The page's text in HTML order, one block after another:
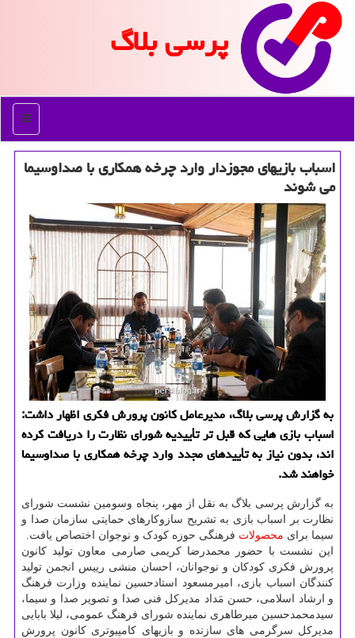
پرسی بلاگ
منو
اسباب بازیهای مجوزدار وارد چرخه همکاری با صداوسیما
می شوند
به گزارش پرسی بلاگ، مدیرعامل کانون پرورش فکری اظهار داشت:
اسباب بازی هایی که قبل تر تأییدیه شورای نظارت را دریافت کرده
اند، بدون نیاز به تأییدهای مجدد وارد چرخه همکاری با صداوسیما
خواهند شد.
به گزارش پرسی بلاگ به نقل از مهر، پنجاه وسومین نشست شورای
نظارت بر اسباب بازی به تشریح سازوکارهای حمایتی سازمان صدا و
سیما برای محصولات فرهنگی حوزه کودک و نوجوان اختصاص یافت.
این نشست با حضور محمدرضا کریمی صارمی معاون تولید کانون
پرورش فکری کودکان و نوجوانان، احسان منشی رییس انجمن تولید
کنندگان اسباب بازی، امیرمسعود استادحسین نماینده وزارت فرهنگ
و ارشاد اسلامی، حسن مَداد مدیرکل فنی صدا و تصویر صدا و سیما،
سیدمحمدحسین میرطاهری نماینده شورای فرهنگ عمومی، لیلا بابایی
مدیرکل سرگرمی های سازنده و بازیهای کامپیوتری کانون پرورش